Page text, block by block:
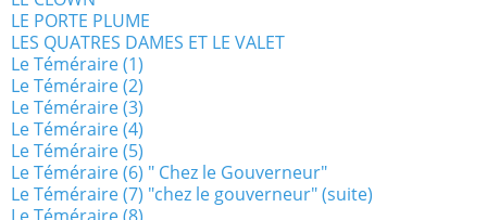
LE PORTE PLUME
LES QUATRES DAMES ET LE VALET
Le Téméraire (1)
Le Téméraire (2)
Le Téméraire (3)
Le Téméraire (4)
Le Téméraire (5)
Le Téméraire (6) " Chez le Gouverneur"
Le Téméraire (7) "chez le gouverneur" (suite)